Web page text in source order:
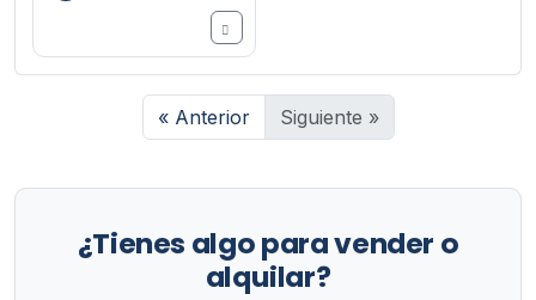
« Anterior Siguiente »
¿Tienes algo para vender o
alquilar?